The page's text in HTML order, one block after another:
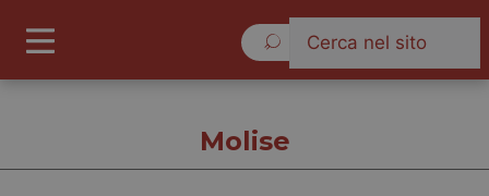
Molise